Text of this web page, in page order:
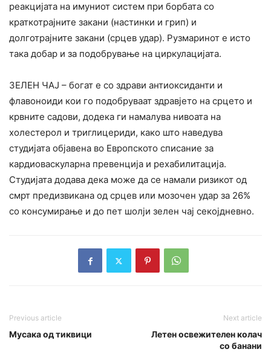
реакцијата на имуниот систем при борбата со
краткотрајните закани (настинки и грип) и
долготрајните закани (срцев удар). Рузмаринот е исто
така добар и за подобрување на циркулацијата.
ЗЕЛЕН ЧАЈ – богат е со здрави антиоксиданти и
флавоноиди кои го подобруваат здравјето на срцето и
крвните садови, додека ги намалува нивоата на
холестерол и триглицериди, како што наведува
студијата објавена во Европското списание за
кардиоваскуларна превенција и рехабилитација.
Студијата додава дека може да се намали ризикот од
смрт предизвикана од срцев или мозочен удар за 26%
со консумирање и до пет шолји зелен чај секојдневно.
Previous article
Мусака од тиквици
Next article
Летен освежителен колач
со банани